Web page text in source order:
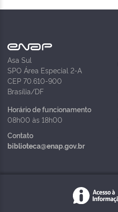
Asa Sul
SPO Área Especial 2-A
CEP 70.610-900
Brasília/DF
Horário de funcionamento
08h00 às 18h00
Contato
biblioteca@enap.gov.br